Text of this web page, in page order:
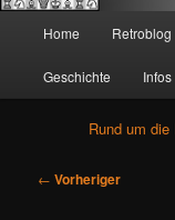
Zum
primären
Inhalt
springen
Zum
sekundären
Inhalt
springen
Home Retroblog
Geschichte Infos
Rund um
B← Vorheriger